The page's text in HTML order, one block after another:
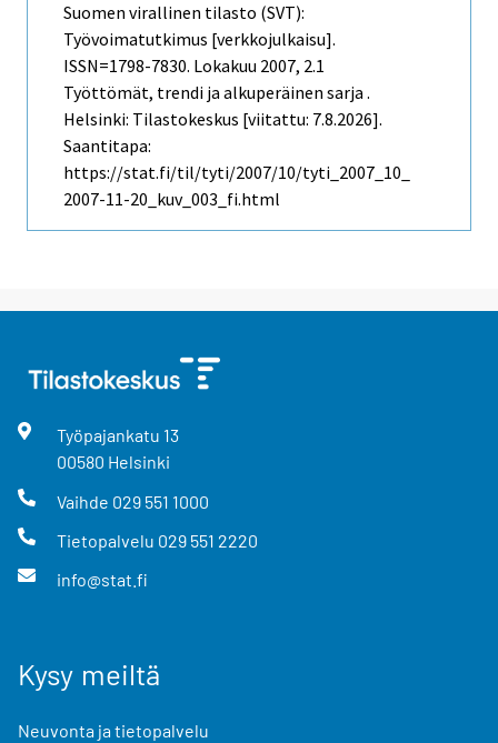
Suomen virallinen tilasto (SVT):
Työvoimatutkimus [verkkojulkaisu].
ISSN=1798-7830. Lokakuu 2007, 2.1
Työttömät, trendi ja alkuperäinen sarja .
Helsinki: Tilastokeskus [viitattu: 7.8.2026].
Saantitapa:
https://stat.fi/til/tyti/2007/10/tyti_2007_10_
2007-11-20_kuv_003_fi.html
Työpajankatu 13
00580 Helsinki
Vaihde 029 551 1000
Tietopalvelu 029 551 2220
info@stat.fi
Kysy meiltä
Neuvonta ja tietopalvelu